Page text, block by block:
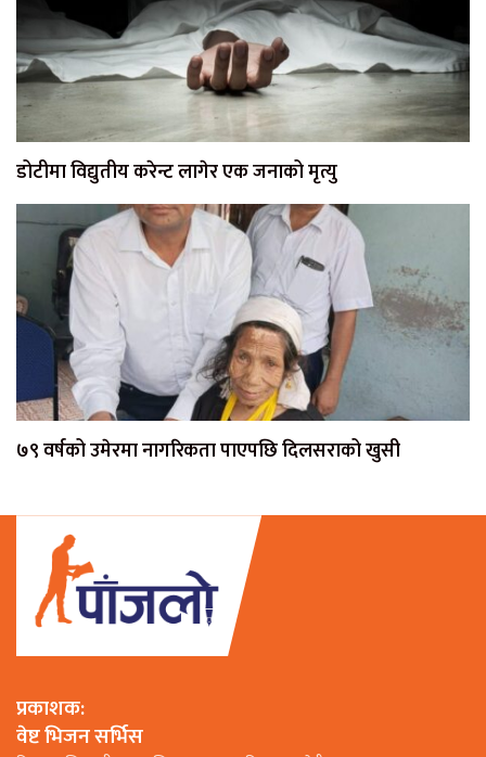
डोटीमा विद्युतीय करेन्ट लागेर एक जनाको मृत्यु
७९ वर्षको उमेरमा नागरिकता पाएपछि दिलसराको खुसी
प्रकाशक:
वेष्ट भिजन सर्भिस